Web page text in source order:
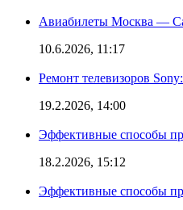
Авиабилеты Москва —
10.6.2026, 11:17
Ремонт телевизоров
19.2.2026, 14:00
Эффективные способы
18.2.2026, 15:12
Эффективные способы